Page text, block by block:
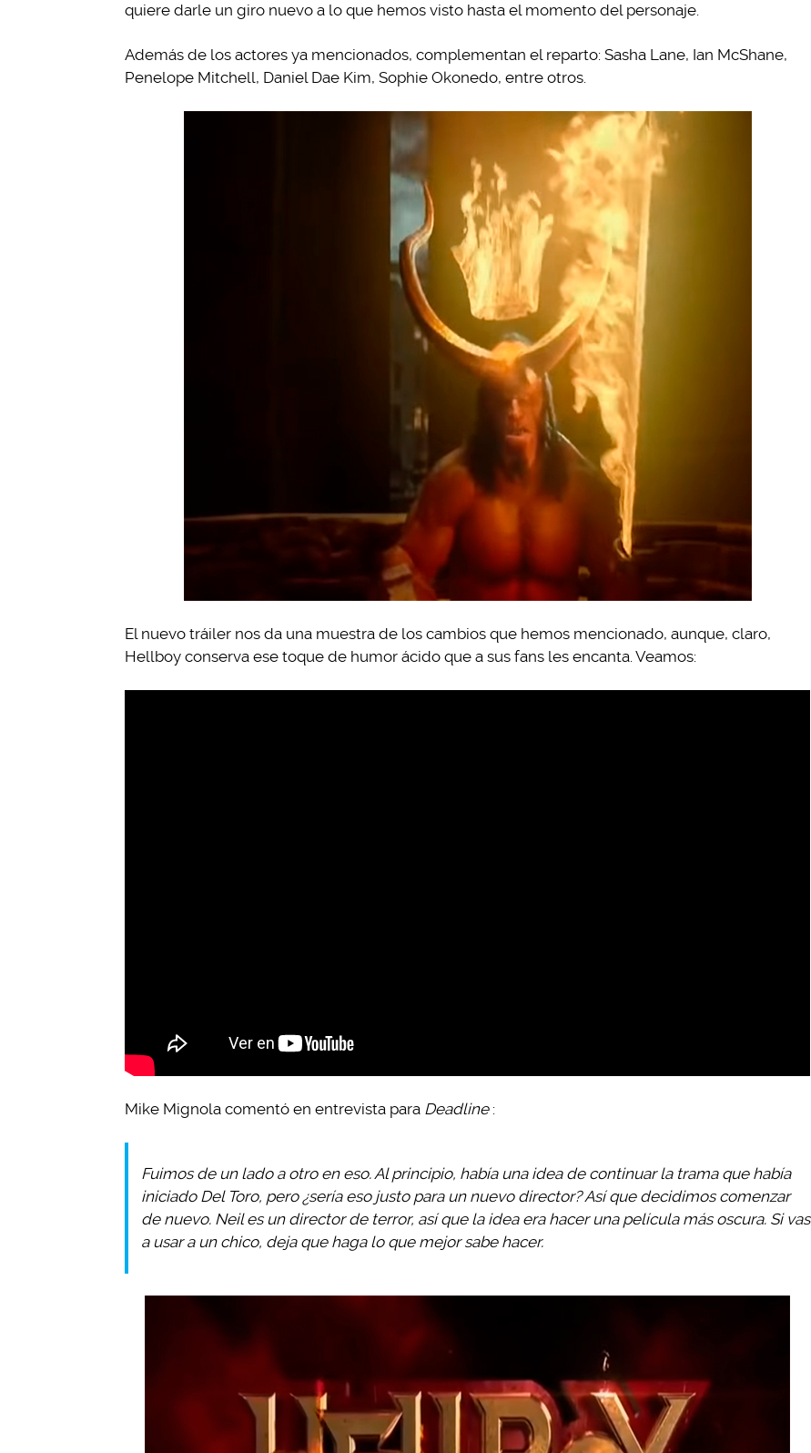
quiere darle un giro nuevo a lo que hemos visto hasta el momento del personaje.
Además de los actores ya mencionados, complementan el reparto: Sasha Lane, Ian McShane,
Penelope Mitchell, Daniel Dae Kim, Sophie Okonedo, entre otros.
El nuevo tráiler nos da una muestra de los cambios que hemos mencionado, aunque, claro,
Hellboy conserva ese toque de humor ácido que a sus fans les encanta. Veamos:
Mike Mignola comentó en entrevista para Deadline :
Fuimos de un lado a otro en eso. Al principio, había una idea de continuar la trama que había
iniciado Del Toro, pero ¿sería eso justo para un nuevo director? Así que decidimos comenzar
de nuevo. Neil es un director de terror, así que la idea era hacer una película más oscura. Si vas
a usar a un chico, deja que haga lo que mejor sabe hacer.